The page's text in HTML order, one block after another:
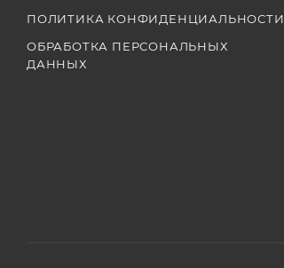
ПОЛИТИКА КОНФИДЕНЦИАЛЬНОСТИ
ОБРАБОТКА ПЕРСОНАЛЬНЫХ
ДАННЫХ